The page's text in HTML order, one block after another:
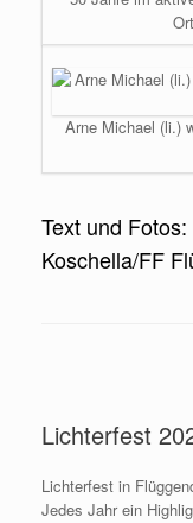
Arne Michael (li.)
Text und
Koschella/FF
Lichterfest
Lichterfest in
Jedes Jahr ein